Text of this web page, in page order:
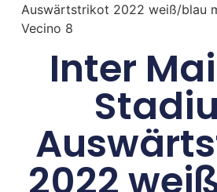
Auswärtstrikot 2022 weiß/blau
Vecino 8
Inter
2022